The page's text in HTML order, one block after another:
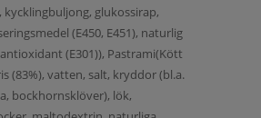
glukossirap,
(E450, E451), naturlig
(E301)), Pastrami(Kött
(83%), vatten, salt, kryddor (bl.a.
bockhornsklöver), lök,